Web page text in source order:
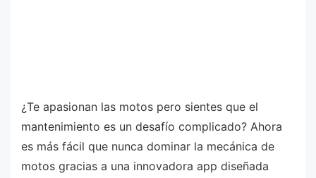
¿Te apasionan las motos pero sientes que el
mantenimiento es un desafío complicado? Ahora
es más fácil que nunca dominar la mecánica de
motos gracias a una innovadora app diseñada